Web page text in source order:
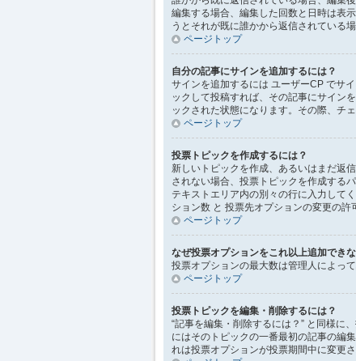
編集する場合、編集した回数と日時は表
うとそれが既に誰かから返信されている
ページトップ
自分の記事にサインを追加するには？
サインを追加するには ユーザーCP でサ
ックして投稿すれば、その記事にサイン
ックされた状態になります。その際、チ
ページトップ
投票トピックを作成するには？
新しいトピックを作成、あるいはまだ返
されない場合、投票トピックを作成する
テキストエリア内の別々の行に入力して
ション数 と 投票先オプションの変更の許
ページトップ
なぜ投票オプションをこれ以上追加でき
投票オプションの最大数は管理人によっ
ページトップ
投票トピックを編集・削除するには？
“記事を編集・削除するには？” と同様に
にはそのトピックの一番最初の記事の編
れは投票オプションが投票期間中に変更